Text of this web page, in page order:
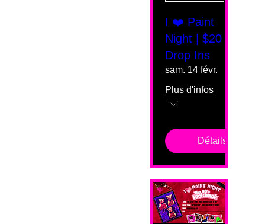
I ❤️ Paint
Night | $20
Drop Ins
sam. 14 févr.
Plus d'infos
Détails